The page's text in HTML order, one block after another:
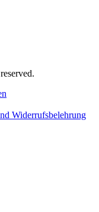
Widerrufsbelehrung